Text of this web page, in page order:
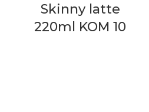
Skinny latte
220ml KOM 10